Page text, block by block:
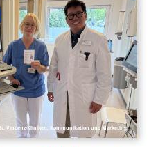
Vincenz-Kliniken, Kommunikation und Marketing